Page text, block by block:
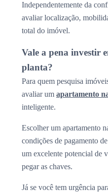
Independentemente da
avaliar localização,
total do imóvel.
Vale a pena investir
planta?
Para quem pesquisa
avaliar um apartamento
inteligente.
Escolher um apartamento
condições de pagamento
um excelente potencial de
pegar as chaves.
Já se você tem urgência